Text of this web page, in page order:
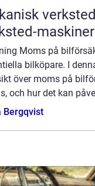
Moms på
bilköpare. I
över moms på
och hur det kan
Bergqvist